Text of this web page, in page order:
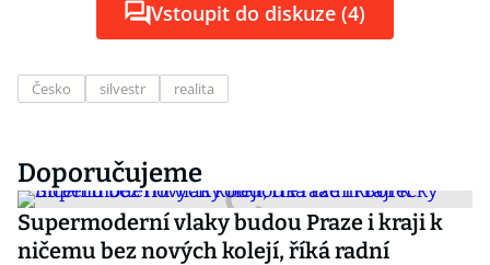
Vstoupit do diskuze (4)
Česko silvestr realita
Doporučujeme
Supermoderní vlaky budou Praze i kraji k
ničemu bez nových kolejí, říká radní